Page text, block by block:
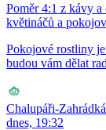
Poměr 4:1 z kávy a
květináčů a
Pokojové rostliny
budou vám dělat
Chalupáři-
dnes, 19:32